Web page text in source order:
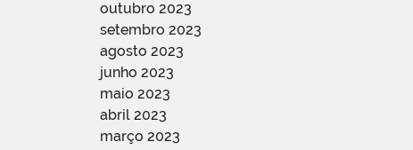
outubro 2023
setembro 2023
agosto 2023
junho 2023
maio 2023
abril 2023
março 2023